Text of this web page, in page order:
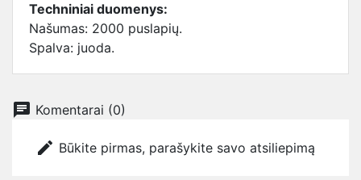
Techniniai duomenys:
Našumas: 2000 puslapių.
Spalva: juoda.
chat Komentarai (0)
edit Būkite pirmas, parašykite savo atsiliepimą